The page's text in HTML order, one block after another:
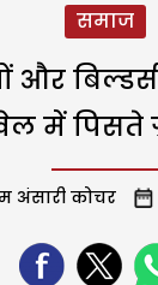
समाज
और
में पिसते
अंसारी कोचर